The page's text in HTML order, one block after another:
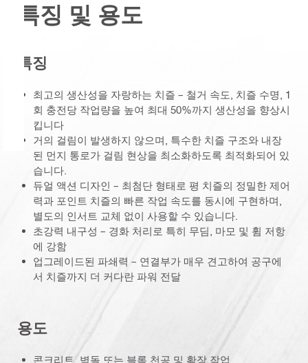
특징 및 용도
특징
최고의 생산성을 자랑하는 치즐 – 철거 속도, 치즐 수명, 1
회 충전당 작업량을 높여 최대 50%까지 생산성을 향상시
킵니다
거의 걸림이 발생하지 않으며, 특수한 치즐 구조와 내장
된 먼지 통로가 걸림 현상을 최소화하도록 최적화되어 있
습니다.
듀얼 액션 디자인 – 최첨단 형태로 평 치즐의 정밀한 제어
력과 포인트 치즐의 빠른 작업 속도를 동시에 구현하며,
별도의 인서트 교체 없이 사용할 수 있습니다.
초강력 내구성 – 경화 처리로 특히 무딤, 마모 및 휨 저항
에 강함
업그레이드된 파쇄력 – 연결부가 매우 견고하여 공구에
서 치즐까지 더 커다란 파워 전달
용도
콘크리트, 벽돌 또는 블록 천공 및 확장 작업